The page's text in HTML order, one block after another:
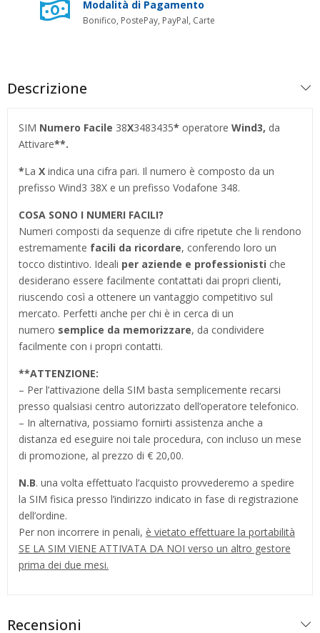
Modalità di Pagamento
Bonifico, PostePay, PayPal, Carte
Descrizione
SIM Numero Facile 38X3483435* operatore Wind3, da
Attivare**.
*La X indica una cifra pari. Il numero è composto da un
prefisso Wind3 38X e un prefisso Vodafone 348.
COSA SONO I NUMERI FACILI?
Numeri composti da sequenze di cifre ripetute che li rendono
estremamente facili da ricordare, conferendo loro un
tocco distintivo. Ideali per aziende e professionisti che
desiderano essere facilmente contattati dai propri clienti,
riuscendo così a ottenere un vantaggio competitivo sul
mercato. Perfetti anche per chi è in cerca di un
numero semplice da memorizzare, da condividere
facilmente con i propri contatti.
**ATTENZIONE:
– Per l’attivazione della SIM basta semplicemente recarsi
presso qualsiasi centro autorizzato dell’operatore telefonico.
– In alternativa, possiamo fornirti assistenza anche a
distanza ed eseguire noi tale procedura, con incluso un mese
di promozione, al prezzo di € 20,00.
N.B. una volta effettuato l’acquisto provvederemo a spedire
la SIM fisica presso l’indirizzo indicato in fase di registrazione
dell’ordine.
Per non incorrere in penali, è vietato effettuare la portabilità
SE LA SIM VIENE ATTIVATA DA NOI verso un altro gestore
prima dei due mesi.
Recensioni